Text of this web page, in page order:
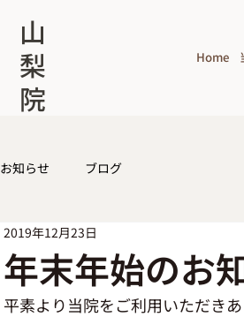
Home
山
梨
院
お知らせ ブログ
年末年始のお
2019年12月23日
平素より当院をご利用いただき